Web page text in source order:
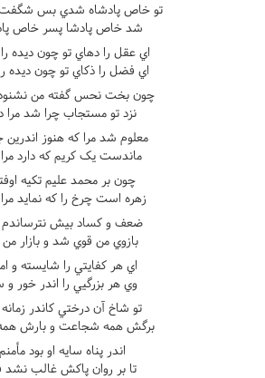
تو خاص پادشاه شدي بس
شد خاص پادشا پسر خاص
اي عقل را دهاي تو چون ديده
اي فضل را ذکاي تو چون ديده
چون بخت نحس گفته من
نزد تو مستجاب چرا شد مرا
معلوم شد مرا که هنوز اندرين
ماندست يک کريم که دارد مرا
چون بر محمد عليم تکيه
زهره است چرخ را که نمايد
ضعف و کساد بيش نترساندم
بازوي من قوي شد و بازار من
اي هر کفايتي را شايسته و
وي هر بزرگيي را اندر خور و
تو شاخ آن درختي کاندر زمانه
برگش همه شجاعت و بارش
اندر پناه سايه او بود مأمنم
تا بر روان پاکش غالب نشد